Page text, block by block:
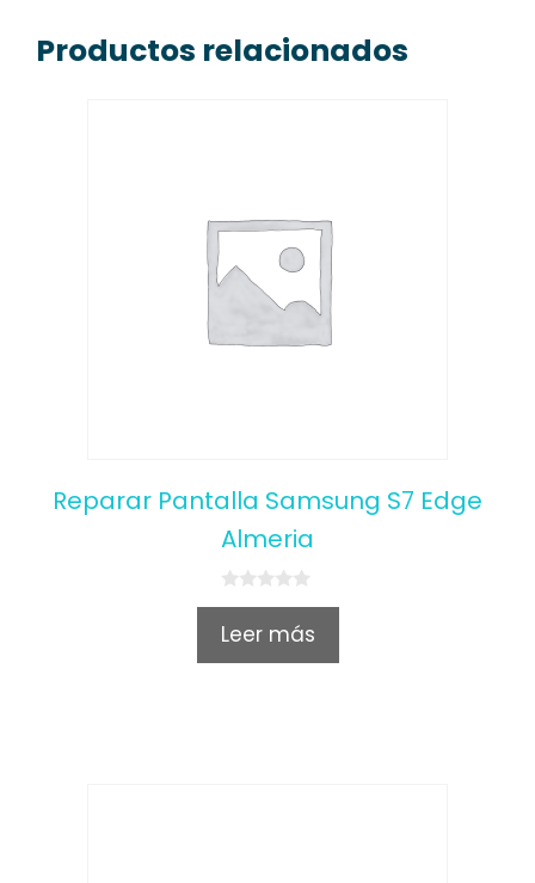
Productos relacionados
Reparar Pantalla Samsung S7 Edge
Almeria
0
u
Leer más